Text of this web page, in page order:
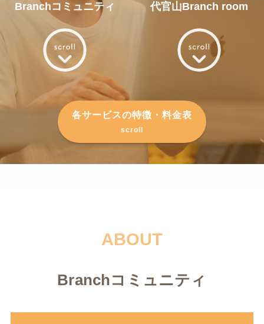
Branchコミュニティ 代官山Branch room
各サービスの特徴・料金表
scroll
ABOUT
Branchコミュニティ